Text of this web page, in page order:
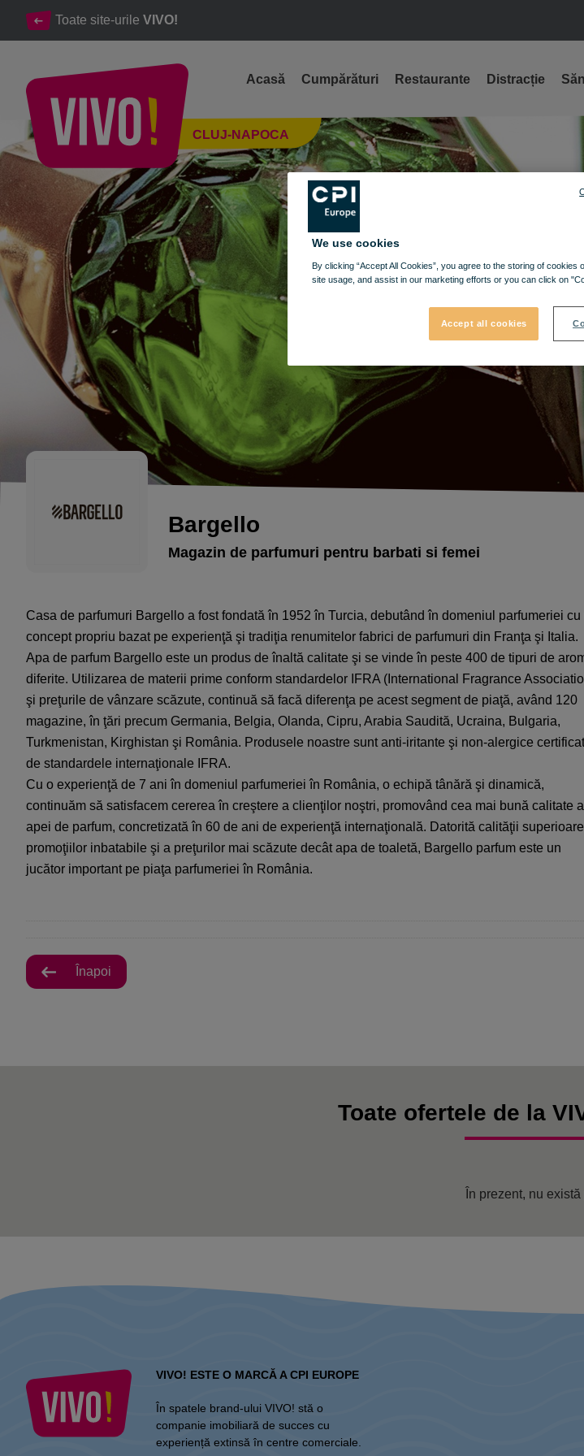
Toate site-urile VIVO!
Cluj-Napoca
CLUJ-NAPOCA
Acasă Cumpărături Restaurante Distracție
Parfumuri de calitate pentru barbati si femei
Bargello
Magazin de parfumuri pentru barbati si femei
Casa de parfumuri Bargello a fost fondată în 1952 în Turcia, debutând în domeniul parfumeriei cu
concept propriu bazat pe experienţă şi tradiţia renumitelor fabrici de parfumuri din Franţa şi Italia.
Apa de parfum Bargello este un produs de înaltă calitate şi se vinde în peste 400 de tipuri de
diferite. Utilizarea de materii prime conform standardelor IFRA (International Fragrance
şi preţurile de vânzare scăzute, continuă să facă diferenţa pe acest segment de piaţă, având 120
magazine, în ţări precum Germania, Belgia, Olanda, Cipru, Arabia Saudită, Ucraina, Bulgaria,
Turkmenistan, Kirghistan şi România. Produsele noastre sunt anti-iritante şi non-alergice
de standardele internaţionale IFRA.
Cu o experienţă de 7 ani în domeniul parfumeriei în România, o echipă tânără şi dinamică,
continuăm să satisfacem cererea în creştere a clienţilor noştri, promovând cea mai bună calitate a
apei de parfum, concretizată în 60 de ani de experienţă internaţională. Datorită calităţii
promoţiilor inbatabile şi a preţurilor mai scăzute decât apa de toaletă, Bargello parfum este un
jucător important pe piaţa parfumeriei în România.
Înapoi
Toate ofertele de la
În prezent, nu
VIVO! ESTE O MARCĂ A CPI EUROPE
În spatele brand-ului VIVO! stă o
companie imobiliară de succes cu
experiență extinsă în centre comerciale.
We use cookies
By clicking “Accept All Cookies”, you agree to the storing of
site usage, and assist in our marketing efforts or you can click on
Accept all cookies